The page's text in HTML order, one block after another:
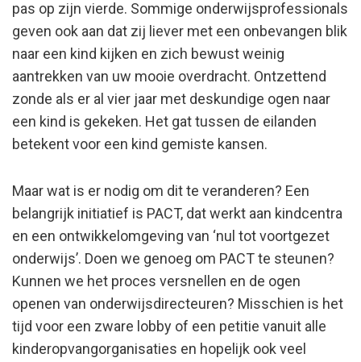
pas op zijn vierde. Sommige onderwijsprofessionals
geven ook aan dat zij liever met een onbevangen blik
naar een kind kijken en zich bewust weinig
aantrekken van uw mooie overdracht. Ontzettend
zonde als er al vier jaar met deskundige ogen naar
een kind is gekeken. Het gat tussen de eilanden
betekent voor een kind gemiste kansen.
Maar wat is er nodig om dit te veranderen? Een
belangrijk initiatief is PACT, dat werkt aan kindcentra
en een ontwikkelomgeving van ‘nul tot voortgezet
onderwijs’. Doen we genoeg om PACT te steunen?
Kunnen we het proces versnellen en de ogen
openen van onderwijsdirecteuren? Misschien is het
tijd voor een zware lobby of een petitie vanuit alle
kinderopvangorganisaties en hopelijk ook veel